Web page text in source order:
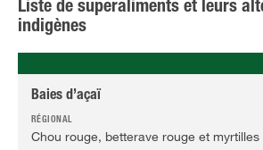
Liste de superaliments et leurs
indigènes
Baies d’açaï
Chou rouge, betterave rouge et myrtilles